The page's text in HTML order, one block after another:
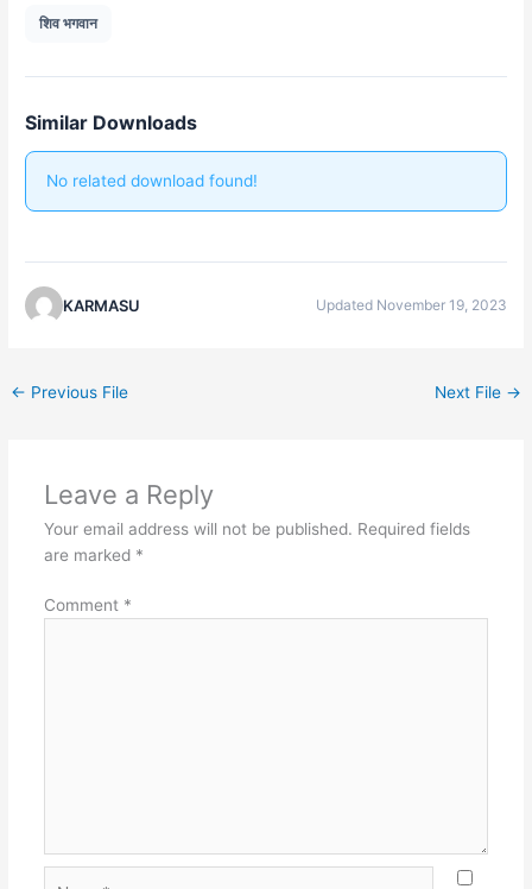
शिव भगवान
Similar Downloads
No related download found!
KARMASU Updated November 19, 2023
← Previous File Next File →
Leave a Reply
Your email address will not be published. Required fields
are marked *
Comment *